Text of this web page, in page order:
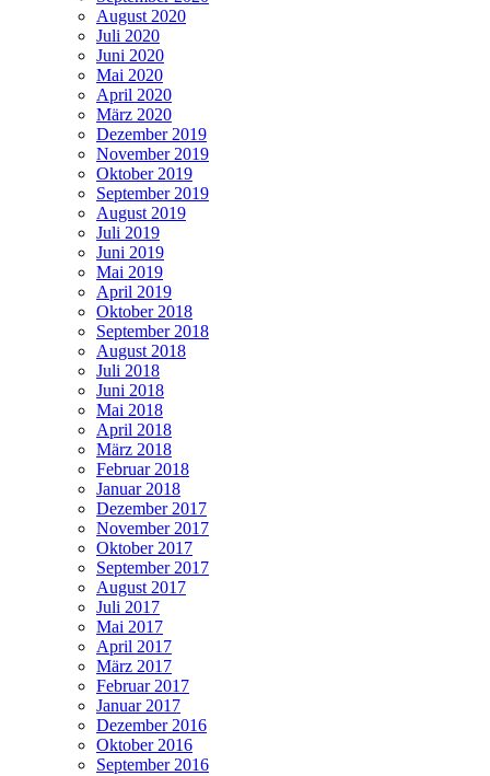
August 2020
Juli 2020
Juni 2020
Mai 2020
April 2020
März 2020
Dezember 2019
November 2019
Oktober 2019
September 2019
August 2019
Juli 2019
Juni 2019
Mai 2019
April 2019
Oktober 2018
September 2018
August 2018
Juli 2018
Juni 2018
Mai 2018
April 2018
März 2018
Februar 2018
Januar 2018
Dezember 2017
November 2017
Oktober 2017
September 2017
August 2017
Juli 2017
Mai 2017
April 2017
März 2017
Februar 2017
Januar 2017
Dezember 2016
Oktober 2016
September 2016